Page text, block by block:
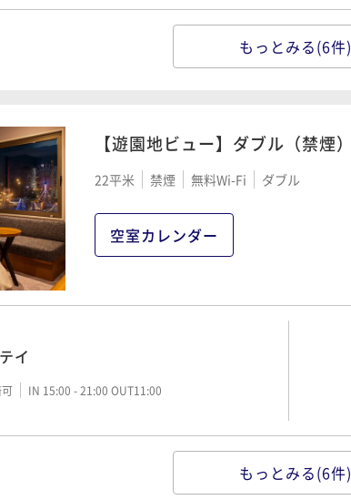
朝食バイキング付きプラン
食バイキング付きプラン
IN 15:00 - 21:00 OUT11:00
も弾む！イタリアンディナーコース
もっとみる(6件)
【遊園地ビュー】ダブル（禁煙）
22平米 禁煙 無料Wi-Fi ダブル
空室カレンダー
イ
IN 15:00 - 21:00 OUT11:00
朝食バイキング付きプラン
もっとみる(6件)